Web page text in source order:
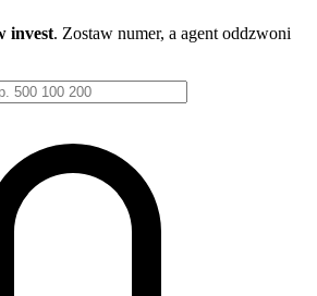
invest. Zostaw numer, a agent oddzwoni